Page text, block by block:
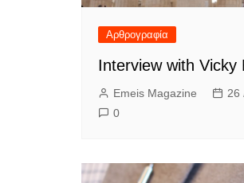
Αρθρογραφία
Interview with Vicky
Emeis Magazine
26
0